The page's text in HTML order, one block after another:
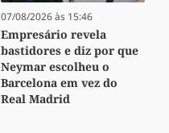
07/08/2026 às 15:46
Empresário revela
bastidores e diz por que
Neymar escolheu o
Barcelona em vez do
Real Madrid